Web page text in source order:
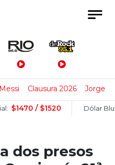
Clausura 2026 Jorge
/ $1520 Dólar Blue:
dos presos